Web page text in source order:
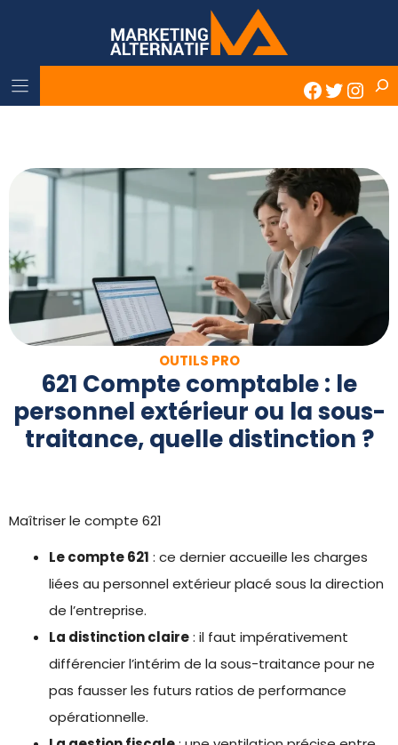
Twitter
OUTILS PRO
621 Compte comptable : le
personnel extérieur ou la sous-
traitance, quelle distinction ?
Maîtriser le compte 621
Le compte 621 : ce dernier accueille les charges
liées au personnel extérieur placé sous la direction
de l’entreprise.
La distinction claire: il faut impérativement
différencier l’intérim de la sous-traitance pour ne
pas fausser les futurs ratios de performance
opérationnelle.